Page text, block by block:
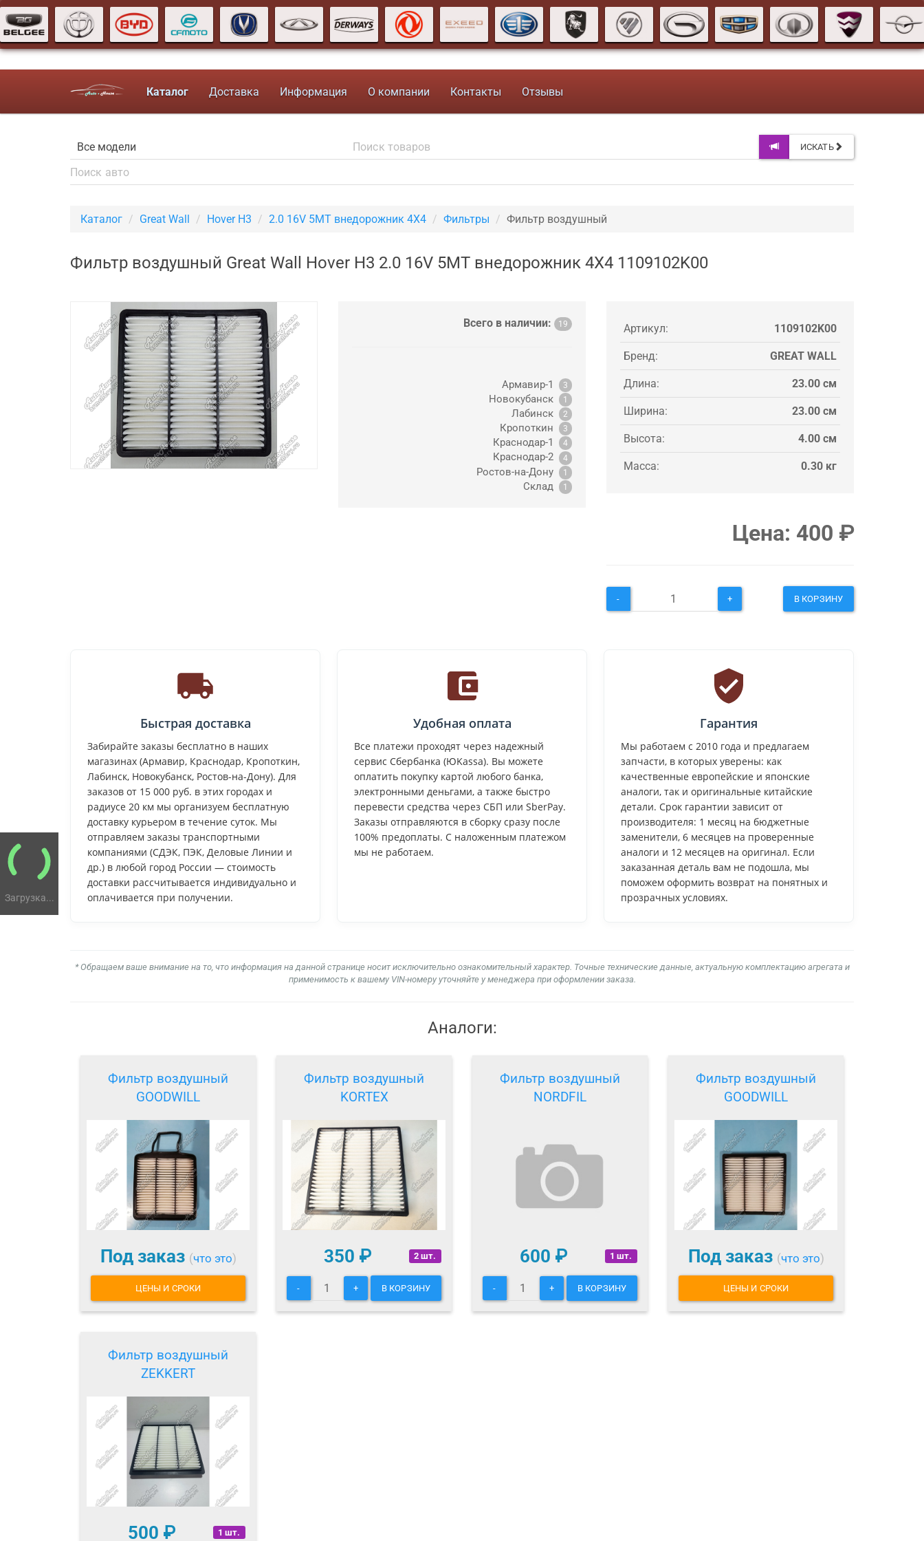
Загрузка...
Каталог Доставка Информация О компании Контакты Отзывы
ИСКАТЬ
Каталог Great Wall Hover H3 2.0 16V 5MT внедорожник 4X4 Фильтры Фильтр воздушный
Фильтр воздушный Great Wall Hover H3 2.0 16V 5MT внедорожник 4X4 1109102K00
Всего в наличии: 19
Армавир-1 3
Новокубанск 1
Лабинск 2
Кропоткин 3
Краснодар-1 4
Краснодар-2 4
Ростов-на-Дону 1
Склад 1
Артикул: 1109102K00
Бренд: GREAT WALL
Длина: 23.00 см
Ширина: 23.00 см
Высота: 4.00 см
Масса: 0.30 кг
Цена: 400 ₽
- + В КОРЗИНУ
Быстрая доставка
Забирайте заказы бесплатно в наших
магазинах (Армавир, Краснодар, Кропоткин,
Лабинск, Новокубанск, Ростов-на-Дону). Для
заказов от 15 000 руб. в этих городах и
радиусе 20 км мы организуем бесплатную
доставку курьером в течение суток. Мы
отправляем заказы транспортными
компаниями (СДЭК, ПЭК, Деловые Линии и
др.) в любой город России — стоимость
доставки рассчитывается индивидуально и
оплачивается при получении.
Удобная оплата
Все платежи проходят через надежный
сервис Сбербанка (ЮKassa). Вы можете
оплатить покупку картой любого банка,
электронными деньгами, а также быстро
перевести средства через СБП или SberPay.
Заказы отправляются в сборку сразу после
100% предоплаты. С наложенным платежом
мы не работаем.
Гарантия
Мы работаем с 2010 года и предлагаем
запчасти, в которых уверены: как
качественные европейские и японские
аналоги, так и оригинальные китайские
детали. Срок гарантии зависит от
производителя: 1 месяц на бюджетные
заменители, 6 месяцев на проверенные
аналоги и 12 месяцев на оригинал. Если
заказанная деталь вам не подошла, мы
поможем оформить возврат на понятных и
прозрачных условиях.
* Обращаем ваше внимание на то, что информация на данной странице носит исключительно ознакомительный характер. Точные технические данные, актуальную комплектацию агрегата и
применимость к вашему VIN-номеру уточняйте у менеджера при оформлении заказа.
Аналоги:
Фильтр воздушный
GOODWILL
Под заказ (что это)
ЦЕНЫ И СРОКИ
Фильтр воздушный
KORTEX
2 шт.
350 ₽
- + В КОРЗИНУ
Фильтр воздушный
NORDFIL
1 шт.
600 ₽
- + В КОРЗИНУ
Фильтр воздушный
GOODWILL
Под заказ (что это)
ЦЕНЫ И СРОКИ
Фильтр воздушный
ZEKKERT
1 шт.
500 ₽